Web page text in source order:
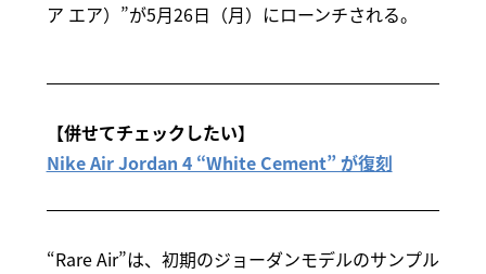
ア エア）”が5月26日（月）にローンチされる。
【併せてチェックしたい】
Nike Air Jordan 4 “White Cement” が復刻
“Rare Air”は、初期のジョーダンモデルのサンプル